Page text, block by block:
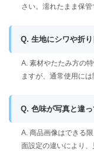
さい。濡れたまま保
Q. 生地にシワや折
A. 素材やたたみ方の
ますが、通常使用には
Q. 色味が写真と違っ
A. 商品画像はできる
面設定の違いにより、